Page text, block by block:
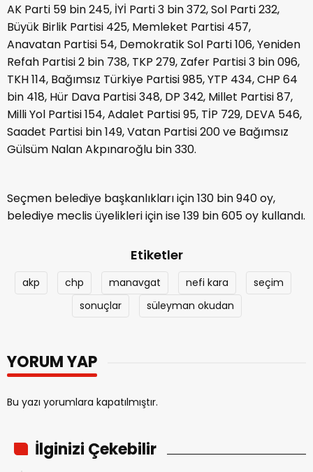
AK Parti 59 bin 245, İYİ Parti 3 bin 372, Sol Parti 232,
Büyük Birlik Partisi 425, Memleket Partisi 457,
Anavatan Partisi 54, Demokratik Sol Parti 106, Yeniden
Refah Partisi 2 bin 738, TKP 279, Zafer Partisi 3 bin 096,
TKH 114, Bağımsız Türkiye Partisi 985, YTP 434, CHP 64
bin 418, Hür Dava Partisi 348, DP 342, Millet Partisi 87,
Milli Yol Partisi 154, Adalet Partisi 95, TİP 729, DEVA 546,
Saadet Partisi bin 149, Vatan Partisi 200 ve Bağımsız
Gülsüm Nalan Akpınaroğlu bin 330.
Seçmen belediye başkanlıkları için 130 bin 940 oy,
belediye meclis üyelikleri için ise 139 bin 605 oy kullandı.
Etiketler
akp chp manavgat nefi kara
seçim
sonuçlar
süleyman okudan
YORUM YAP
Bu yazı yorumlara kapatılmıştır.
İlginizi Çekebilir